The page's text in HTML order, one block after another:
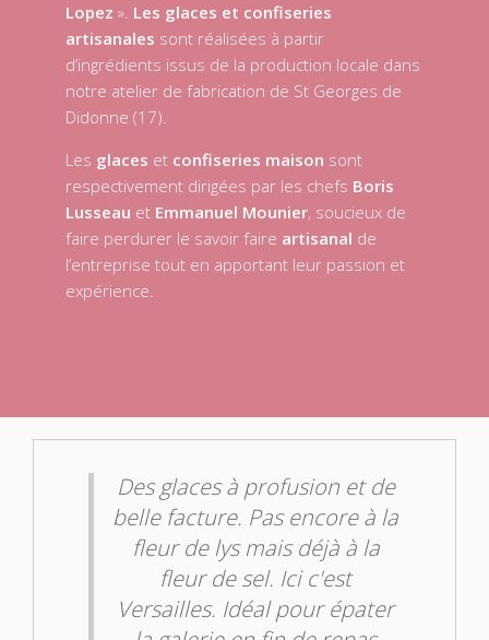
Lopez ». Les glaces et confiseries
artisanales sont réalisées à partir
d’ingrédients issus de la production locale dans
notre atelier de fabrication de St Georges de
Didonne (17).
Les glaces et confiseries maison sont
respectivement dirigées par les chefs Boris
Lusseau et Emmanuel Mounier, soucieux de
faire perdurer le savoir faire artisanal de
l’entreprise tout en apportant leur passion et
expérience.
glaces
à profusion et de
Pas encore à la
lys mais déjà à la
de sel. Ici c'est
Idéal pour épater
A chaque fois que
à Royan, je ne
m'empêcher d'y
est bon. Glaces,